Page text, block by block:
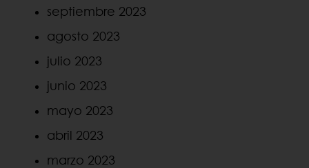
septiembre 2023
agosto 2023
julio 2023
junio 2023
mayo 2023
abril 2023
marzo 2023